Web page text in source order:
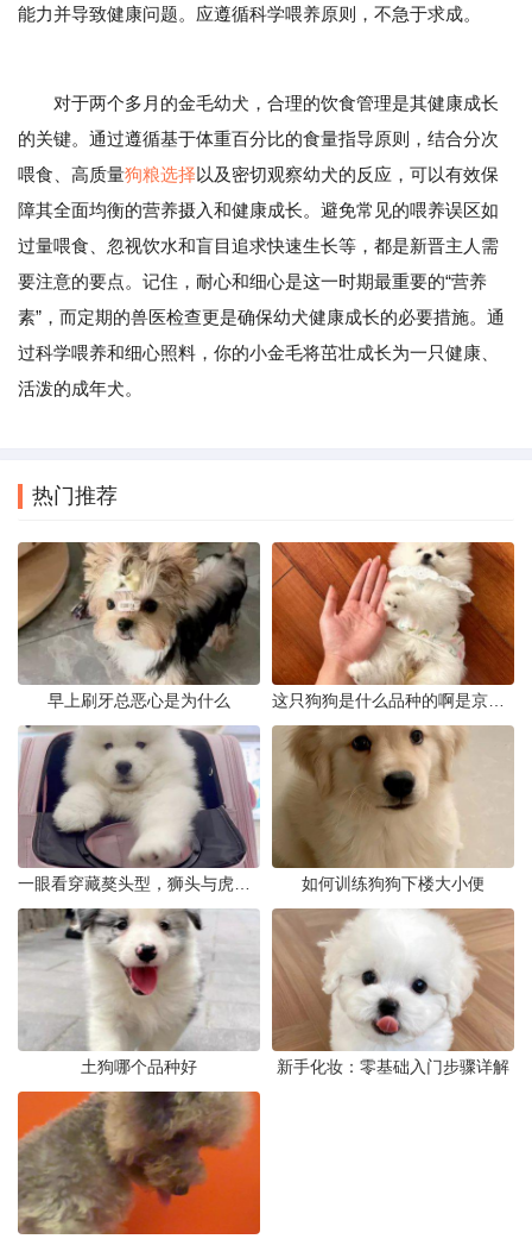
能力并导致健康问题。应遵循科学喂养原则，不急于求成。
对于两个多月的金毛幼犬，合理的饮食管理是其健康成长
的关键。通过遵循基于体重百分比的食量指导原则，结合分次
喂食、高质量狗粮选择以及密切观察幼犬的反应，可以有效保
障其全面均衡的营养摄入和健康成长。避免常见的喂养误区如
过量喂食、忽视饮水和盲目追求快速生长等，都是新晋主人需
要注意的要点。记住，耐心和细心是这一时期最重要的“营养
素”，而定期的兽医检查更是确保幼犬健康成长的必要措施。通
过科学喂养和细心照料，你的小金毛将茁壮成长为一只健康、
活泼的成年犬。
热门推荐
早上刷牙总恶心是为什么
如何训练狗狗下楼大小便
土狗哪个品种好 新手化妆：零基础入门步骤详解